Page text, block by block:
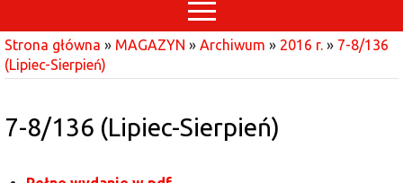
Strona główna » MAGAZYN » Archiwum » 2016 r. » 7-8/136
(Lipiec-Sierpień)
7-8/136 (Lipiec-Sierpień)